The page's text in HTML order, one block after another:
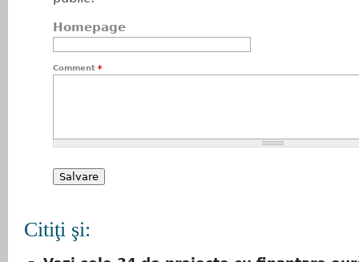
Homepage
Comment *
Citiţi şi: